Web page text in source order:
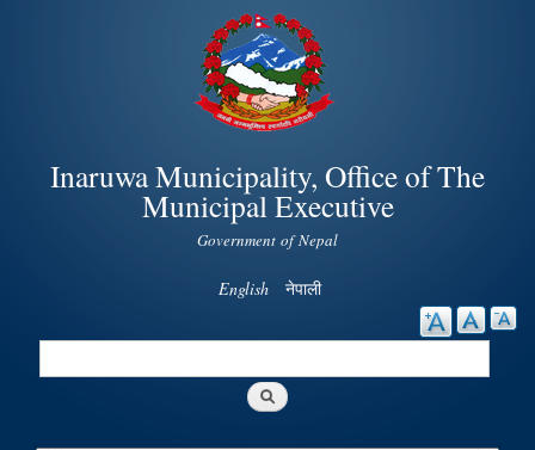
Skip to
main
content
Inaruwa Municipality, Office of The
Municipal Executive
Government of Nepal
English नेपाली
Search